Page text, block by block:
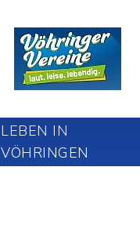
LEBEN IN
VÖHRINGEN